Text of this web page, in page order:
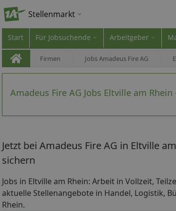
Stellenmarkt
Start Für Jobsuchende Arbeitgeber
Firmen Jobs Amadeus Fire AG
Amadeus Fire AG Jobs Eltville am
Jetzt bei Amadeus Fire AG in Eltville
sichern
Jobs in Eltville am Rhein: Arbeit in Vollzeit,
aktuelle Stellenangebote in Handel, Logistik,
Rhein.